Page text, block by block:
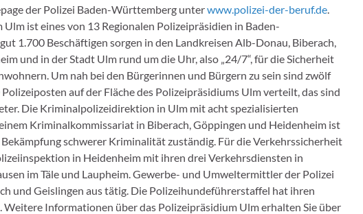
der Polizei Baden-Württemberg unterwww.polizei-der-beruf.de.
Ulm ist eines von 13 Regionalen Polizeipräsidien in Baden-
1.700 Beschäftigen sorgen in den Landkreisen Alb-Donau, Biberach,
und in der Stadt Ulm rund um die Uhr, also „24/7“, für die Sicherheit
Um nah bei den Bürgerinnen und Bürgern zu sein sind zwölf
auf der Fläche des Polizeipräsidiums Ulm verteilt, das sind
Die Kriminalpolizeidirektion in Ulm mit acht spezialisierten
Kriminalkommissariat in Biberach, Göppingen und Heidenheim ist
schwerer Kriminalität zuständig. Für die Verkehrssicherheit
in Heidenheim mit ihren drei Verkehrsdiensten in
im Täle und Laupheim. Gewerbe- und Umweltermittler der Polizei
und Geislingen aus tätig. Die Polizeihundeführerstaffel hat ihren
Weitere Informationen über das Polizeipräsidium Ulm erhalten Sie über